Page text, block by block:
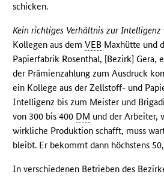
schicken.
Kein richtiges Verhältnis zur Intelligenz
Kollegen aus demVEB Maxhütte und
Papierfabrik Rosenthal, [Bezirk] Gera,
der Prämienzahlung zum Ausdruck
ein Kollege aus der Zellstoff- und
Intelligenz bis zum Meister und
von 300 bis 400 DM und der Arbeiter,
wirkliche Produktion schafft, muss
bleibt. Er bekommt dann höchstens
In verschiedenen Betrieben des